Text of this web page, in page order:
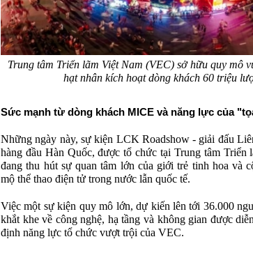
Trung tâm Triển lãm Việt Nam (VEC) sở hữu quy mô
hạt nhân kích hoạt dòng khách 60 triệu
Sức mạnh từ dòng khách MICE và năng lực của
Những ngày này, sự kiện LCK Roadshow - giải đấu
hàng đầu Hàn Quốc, được tổ chức tại Trung tâm
đang thu hút sự quan tâm lớn của giới trẻ tinh hoa và
mộ thể thao điện tử trong nước lẫn quốc tế.
Việc một sự kiện quy mô lớn, dự kiến lên tới 36.000
khắt khe về công nghệ, hạ tầng và không gian được
định năng lực tổ chức vượt trội của VEC.